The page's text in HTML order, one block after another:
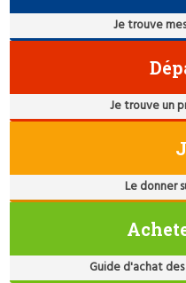
Je trouve
Je trouve un
Le donner
Guide d'achat